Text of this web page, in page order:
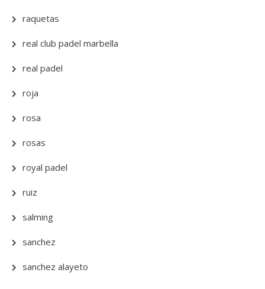
raquetas
real club padel marbella
real padel
roja
rosa
rosas
royal padel
ruiz
salming
sanchez
sanchez alayeto